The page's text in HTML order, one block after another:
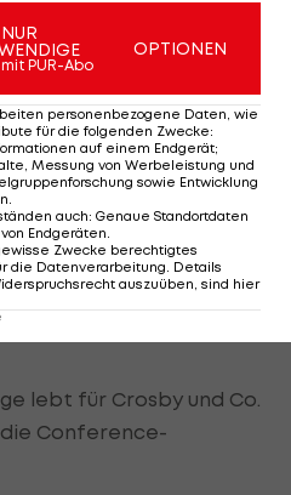
Flyers noch
3:2-Heimsieg in der
erzwingen Spiel sechs.
von Carle und
nach dem ersten
Abschnitt besorgen
den 3:2-Endstand für
lebt für Crosby und Co.
Conference-
NUR
PUR-Abo
OPTIONEN
personenbezogene Daten, wie
für die folgenden Zwecke:
auf einem Endgerät;
Messung von Werbeleistung und
sowie Entwicklung
auch: Genaue Standortdaten
Endgeräten
Zwecke berechtigtes
die Datenverarbeitung. Details
auszuüben, sind hier